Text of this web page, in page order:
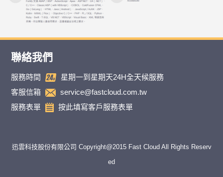
聯絡我們
服務時間
星期一到星期天24H全天候服務
客服信箱
service@fastcloud.com.tw
服務表單
按此填寫客戶服務表單
迅雲科技股份有限公司 Copyright@2015 Fast Cloud All Rights Reserv
ed